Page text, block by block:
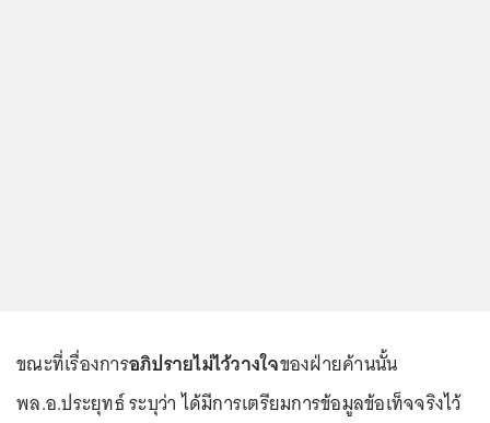
ขณะที่เรื่องการอภิปรายไม่ไว้วางใจของฝ่ายค้านนั้น
พล.อ.ประยุทธ์ ระบุว่า ได้มีการเตรียมการข้อมูลข้อเท็จจริงไว้